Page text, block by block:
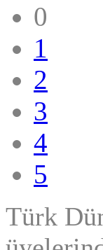
0
1
2
3
4
5
Türk